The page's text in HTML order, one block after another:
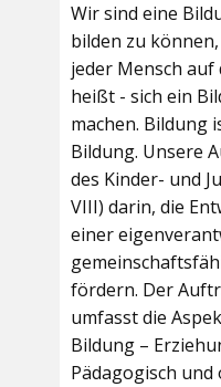
Wir sind eine
bilden zu
jeder Mensch
heißt - sich ein
machen. Bildung
Bildung. Unsere
des Kinder- und
VIII) darin, die
einer
fördern. Der
umfasst die
Bildung –
Pädagogisch